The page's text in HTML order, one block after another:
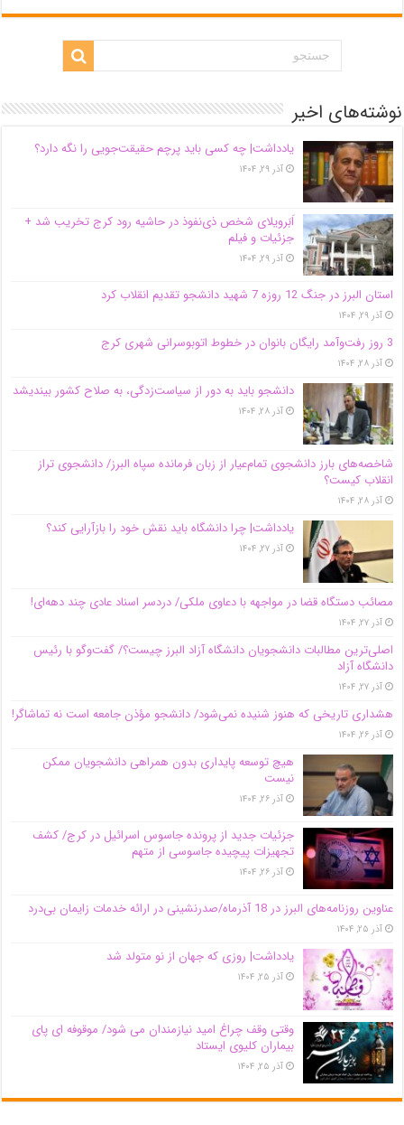
نوشته‌های اخیر
یادداشت| ‌چه کسی باید پرچم حقیقت‌جویی را نگه دارد؟
آذر ۲۹, ۱۴۰۴
اَبَر‌ویلای شخص ذی‌نفوذ در حاشیه‌ رود کرج تخریب شد +
جزئیات و فیلم
آذر ۲۹, ۱۴۰۴
استان البرز در جنگ 12 روزه 7 شهید دانشجو تقدیم انقلاب کرد
آذر ۲۹, ۱۴۰۴
3 روز رفت‌وآمد رایگان بانوان در خطوط اتوبوسرانی شهری کرج
آذر ۲۸, ۱۴۰۴
دانشجو باید به دور از سیاست‌زدگی، به صلاح کشور بیندیشد
آذر ۲۸, ۱۴۰۴
شاخصه‌های بارز دانشجوی تمام‌عیار از زبان فرمانده سپاه البرز/ دانشجوی تراز
انقلاب کیست؟
آذر ۲۸, ۱۴۰۴
یادداشت| چرا دانشگاه باید نقش خود را بازآرایی کند؟
آذر ۲۷, ۱۴۰۴
مصائب دستگاه قضا در مواجهه با دعاوی ملکی/ دردسر اسناد عادی چند‌ دهه‌ای!
آذر ۲۷, ۱۴۰۴
اصلی‌ترین مطالبات دانشجویان دانشگاه آزاد البرز چیست؟/ گفت‌وگو با رئیس
دانشگاه آز‌اد
آذر ۲۷, ۱۴۰۴
هشداری تاریخی که هنوز شنیده نمی‌شود/ دانشجو مؤذن جامعه است نه تماشاگر!
آذر ۲۶, ۱۴۰۴
هیچ توسعه پایداری بدون همراهی دانشجویان ممکن
نیست
آذر ۲۶, ۱۴۰۴
جزئیات جدید از پرونده جاسوس اسرائیل در کرج/‌ کشف
تجهیزات پیچیده جاسوسی از متهم
آذر ۲۶, ۱۴۰۴
عناوین روزنامه‌های البرز در ‌18 آذرماه/صدرنشینی در ارائه خدمات زایمان بی‌درد
آذر ۲۵, ۱۴۰۴
یادداشت| روزی که جهان از نو متولد شد
آذر ۲۵, ۱۴۰۴
وقتی وقف چراغ امید نیازمندان می شود/ موقوفه ای پای
بیماران کلیوی ایستاد
آذر ۲۵, ۱۴۰۴